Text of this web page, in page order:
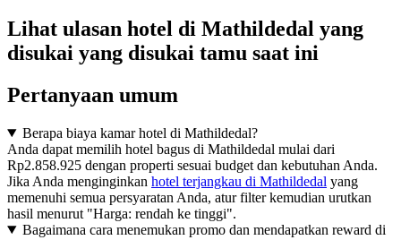
Lihat ulasan hotel di Mathildedal yang
disukai yang disukai tamu saat ini
Pertanyaan umum
Berapa biaya kamar hotel di Mathildedal?
Anda dapat memilih hotel bagus di Mathildedal mulai dari
Rp2.858.925 dengan properti sesuai budget dan kebutuhan Anda.
Jika Anda menginginkan hotel terjangkau di Mathildedal yang
memenuhi semua persyaratan Anda, atur filter kemudian urutkan
hasil menurut "Harga: rendah ke tinggi".
Bagaimana cara menemukan promo dan mendapatkan reward di